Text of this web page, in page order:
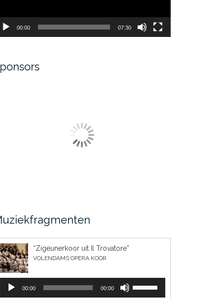
00:00 07:30
“Zigeunerkoor uit Il Trovatore”
VOLENDAMS OPERA KOOR
Audiospeler
00:00 00:00
Omhoog/Omlaag